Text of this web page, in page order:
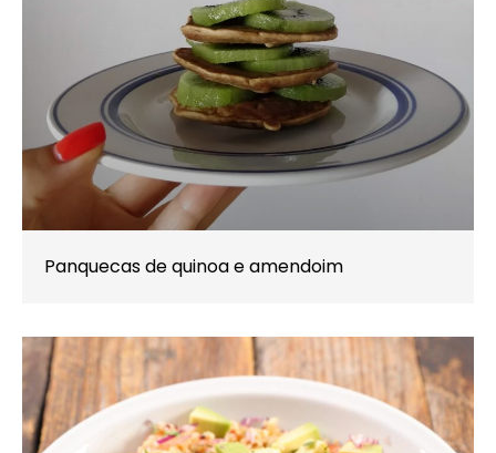
Panquecas de quinoa e amendoim